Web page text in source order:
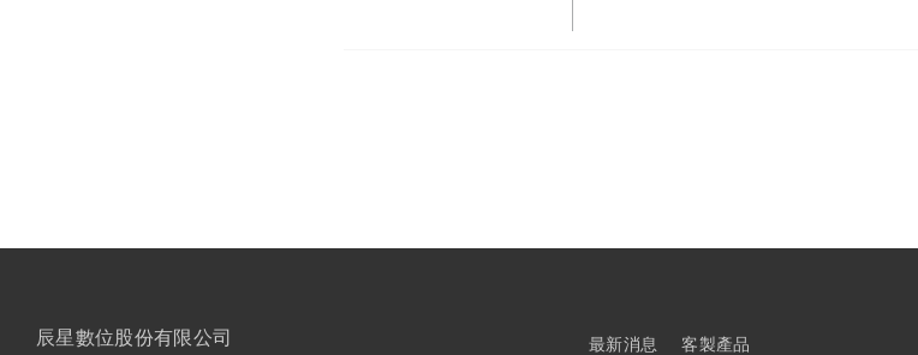
辰星數位股份有限公司 最新消息 客製產品